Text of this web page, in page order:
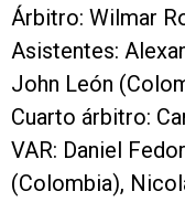
Árbitro: Wilmar
Asistentes:
John León
Cuarto árbitro:
VAR: Daniel
(Colombia),